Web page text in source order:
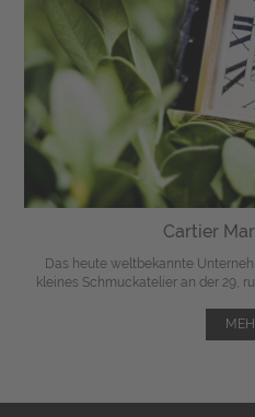
Cartier
Das heute weltbekannte
kleines Schmuckatelier an der 29,